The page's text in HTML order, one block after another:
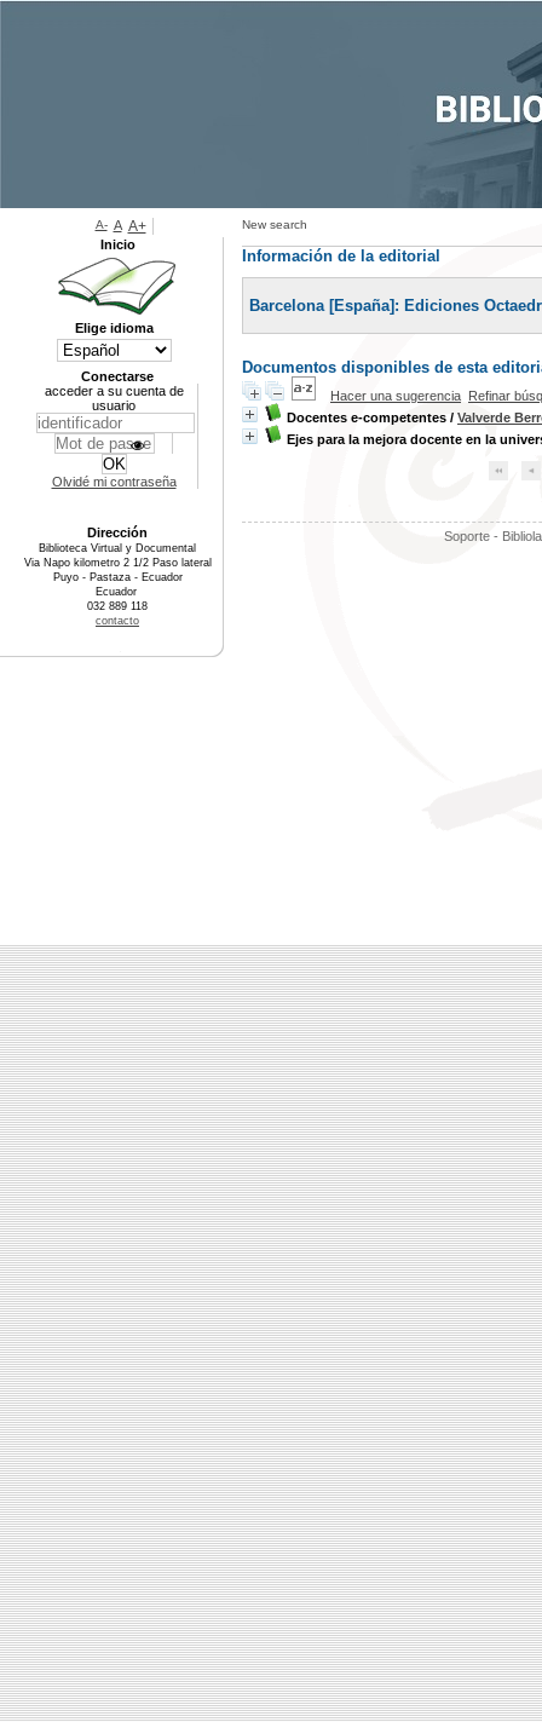
New search
Información de la editorial
Barcelona [España]: Ediciones
Documentos disponibles de esta
Hacer una sugerencia Refinar
Docentes e-competentes / Valverde
Ejes para la mejora docente en la
Soporte -
A- A A+
Inicio
Elige idioma
Conectarse
acceder a su cuenta de
usuario
Olvidé mi contraseña
Dirección
Biblioteca Virtual y Documental
Via Napo kilometro 2 1/2 Paso lateral
Puyo - Pastaza - Ecuador
Ecuador
032 889 118
contacto